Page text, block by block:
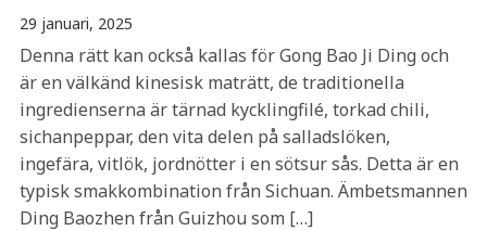
29 januari, 2025
Denna rätt kan också kallas för Gong Bao Ji Ding och
är en välkänd kinesisk maträtt, de traditionella
ingredienserna är tärnad kycklingfilé, torkad chili,
sichanpeppar, den vita delen på salladslöken,
ingefära, vitlök, jordnötter i en sötsur sås. Detta är en
typisk smakkombination från Sichuan. Ämbetsmannen
Ding Baozhen från Guizhou som […]